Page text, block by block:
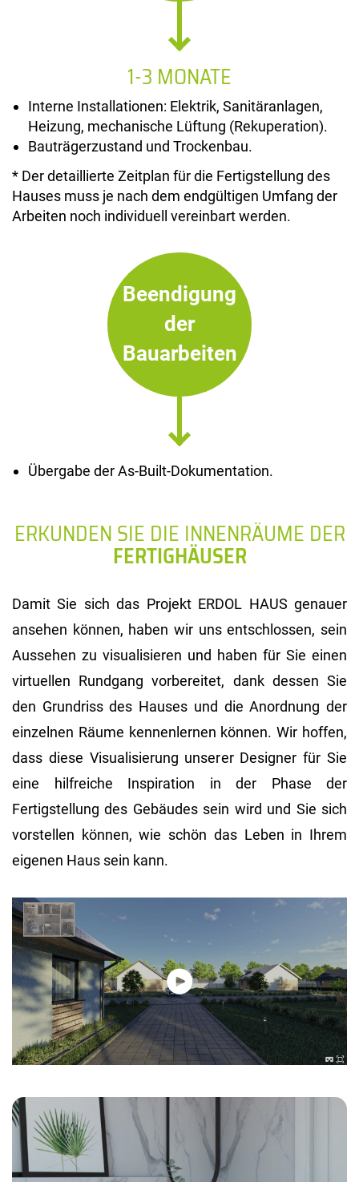
1-3 MONATE
Interne Installationen: Elektrik, Sanitäranlagen,
Heizung, mechanische Lüftung (Rekuperation).
Bauträgerzustand und Trockenbau.
* Der detaillierte Zeitplan für die Fertigstellung des
Hauses muss je nach dem endgültigen Umfang der
Arbeiten noch individuell vereinbart werden.
Beendigung
der
Bauarbeiten
Übergabe der As-Built-Dokumentation.
ERKUNDEN SIE DIE INNENRÄUME DER
FERTIGHÄUSER
Damit Sie sich das Projekt ERDOL HAUS genauer
ansehen können, haben wir uns entschlossen, sein
Aussehen zu visualisieren und haben für Sie einen
virtuellen Rundgang vorbereitet, dank dessen Sie
den Grundriss des Hauses und die Anordnung der
einzelnen Räume kennenlernen können. Wir hoffen,
dass diese Visualisierung unserer Designer für Sie
eine hilfreiche Inspiration in der Phase der
Fertigstellung des Gebäudes sein wird und Sie sich
vorstellen können, wie schön das Leben in Ihrem
eigenen Haus sein kann.